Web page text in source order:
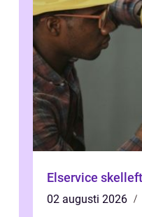
02 augusti 2026